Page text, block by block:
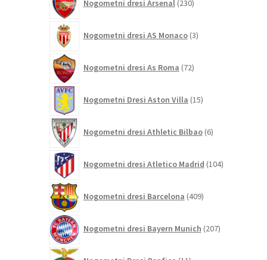
Nogometni dresi Arsenal 230izdelkov
Nogometni dresi AS Monaco 3izdelki
Nogometni dresi As Roma 72izdelkov
Nogometni Dresi Aston Villa 15izdelkov
Nogometni dresi Athletic Bilbao 6izdelkov
Nogometni dresi Atletico Madrid 104izdelki
Nogometni dresi Barcelona 409izdelkov
Nogometni dresi Bayern Munich 207izdelkov